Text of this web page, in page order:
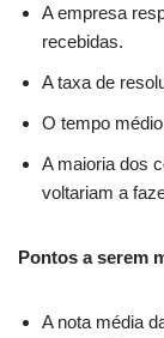
A empresa
recebidas.
A taxa de
O tempo
A maioria dos
voltariam a
Pontos a serem
A nota média